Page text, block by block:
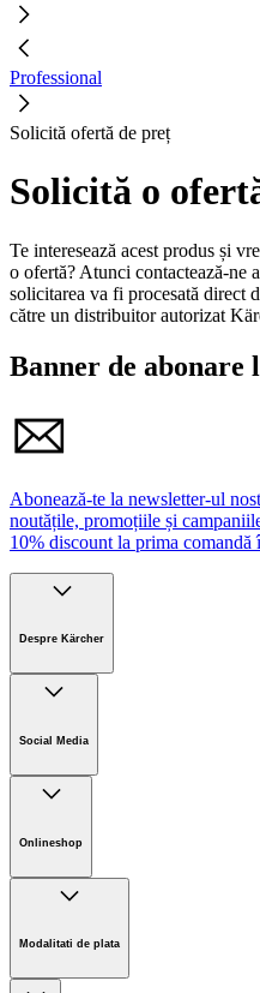
Professional
Solicită ofertă de preț
Solicită o
Te interesează acest produs și
o ofertă? Atunci contactează-ne
solicitarea va fi procesată direct
către un distribuitor autorizat
Banner de abonare
Abonează-te la newsletter-ul
noutățile, promoțiile și
10% discount la prima
Despre Kärcher
Sustenabilitate
Noutati
Social Media
Onlineshop
Informații magazin online
Retur
Modalitati de plata